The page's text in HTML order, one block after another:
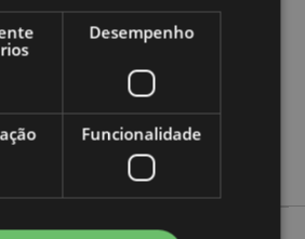
240
Desempenho
Funcionalidade